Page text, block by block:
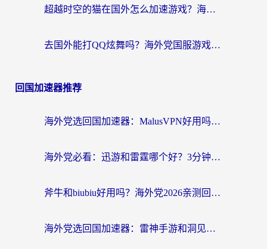
超越时空的猫在国外怎么加速游戏？海外玩家国服畅玩终极指南
去国外能打QQ炫舞吗？海外党国服游戏不卡顿的终极指南
回国加速器推荐
海外党选回国加速器：MalusVPN好用吗？和快帆VPN哪个好？附真实对比与避坑指南
海外党必看：迅游和雷霆哪个好？3分钟教你选对回国加速器，无缝刷国内剧玩手游
斧牛和biubiu好用吗？海外党2026亲测回国加速器指南，附番茄加速器深度体验
海外党选回国加速器：雷神手游和洞见哪个好？附iPhone免费VPN推荐及ChickCNUfunR实测